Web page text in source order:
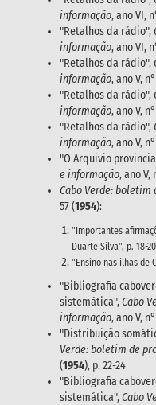
informação, ano VI,
"Retalhos da rádio",
informação, ano VI,
"Retalhos da rádio",
informação, ano V,
"Retalhos da rádio",
informação, ano V,
"Retalhos da rádio",
informação, ano V,
"O Arquivio
e informação, ano V,
Cabo Verde: boletim
57 (1954):
"Importantes
Duarte Silva", p. 18-20
"Ensino nas ilhas de
"Bibliografia
sistemática",Cabo
informação, ano V,
"Distribuição
Verde: boletim de
(1954), p. 22-24
"Bibliografia
sistemática",Cabo